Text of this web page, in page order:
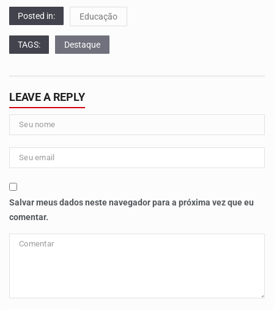
Posted in: Educação
TAGS: Destaque
LEAVE A REPLY
Salvar meus dados neste navegador para a próxima vez que eu
comentar.